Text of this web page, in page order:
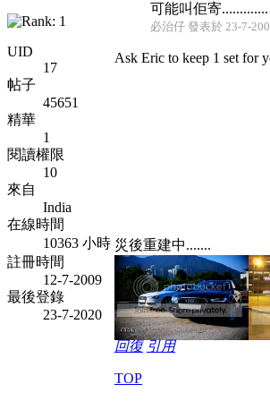
UID
17
帖子
45651
精華
1
閱讀權限
10
來自
India
在線時間
10363 小時
註冊時間
12-7-2009
最後登錄
23-7-2020
可能叫佢寄
必治仔 發表於 23-7-
Ask Eric to keep 1 set for
災後重建中.......
回復 引用
TOP